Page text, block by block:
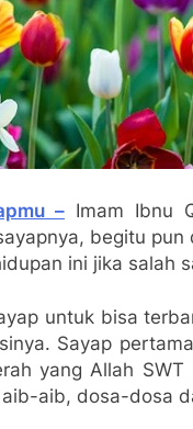
– Imam Ibnu
begitu pun
ini jika salah
untuk bisa
Sayap
yang Allah
aib, dosa-dosa